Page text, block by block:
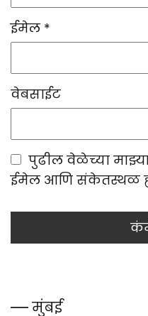
ईमेल *
वेबसाईट
पुढील वेळेच्या
ईमेल आणि संकेतस्थळ
मुंबई